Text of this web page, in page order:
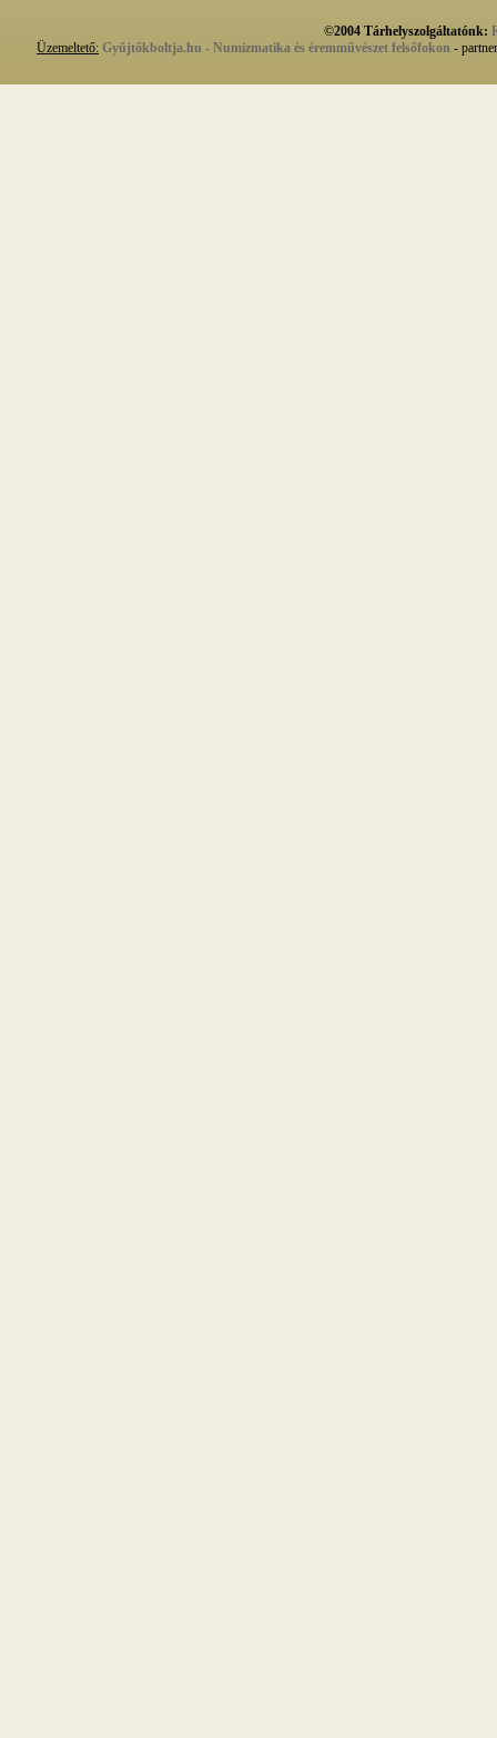
©2004 Tárhelyszolgáltatónk:
Üzemeltető: Gyűjtőkboltja.hu - Numizmatika és éremművészet felsőfokon -